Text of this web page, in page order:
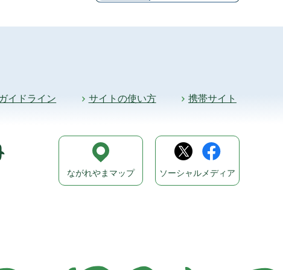
イドライン サイトの使い方 携帯サイト
ながれやまマップ ソーシャルメディア